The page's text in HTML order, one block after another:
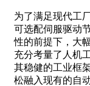
为了满足现代工
可选配伺服驱动
性的前提下，大
充分考量了人机
其稳健的工业框
松融入现有的自